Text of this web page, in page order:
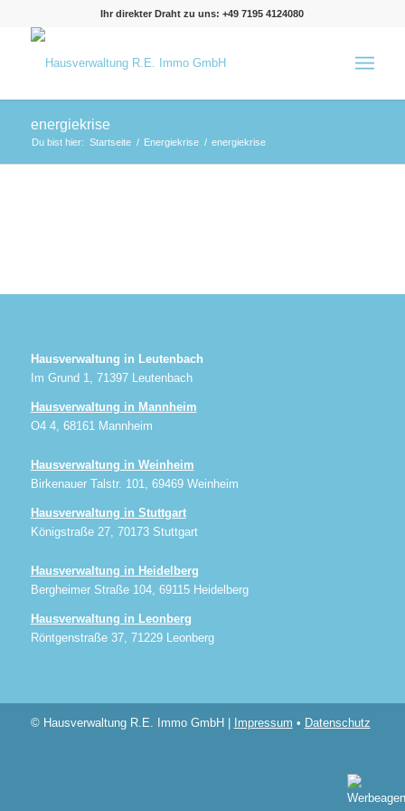
Ihr direkter Draht zu uns: +49 7195 4124080
energiekrise
Du bist hier: Startseite / Energiekrise / energiekrise
Hausverwaltung in Leutenbach
Im Grund 1, 71397 Leutenbach
Hausverwaltung in Mannheim
O4 4, 68161 Mannheim
Hausverwaltung in Weinheim
Birkenauer Talstr. 101, 69469 Weinheim
Hausverwaltung in Stuttgart
Königstraße 27, 70173 Stuttgart
Hausverwaltung in Heidelberg
Bergheimer Straße 104, 69115 Heidelberg
Hausverwaltung in Leonberg
Röntgenstraße 37, 71229 Leonberg
© Hausverwaltung R.E. Immo GmbH | Impressum • Datenschutz